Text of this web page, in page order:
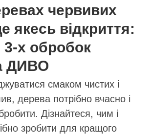
червивих
якесь відкриття:
3-х обробок
ДИВО
смаком чистих і
дерева потрібно вчасно і
Дізнайтеся, чим і
зробити для кращого